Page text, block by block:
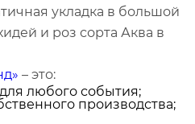
укладка в большой
и роз сорта Аква в
– это:
любого события;
производства;